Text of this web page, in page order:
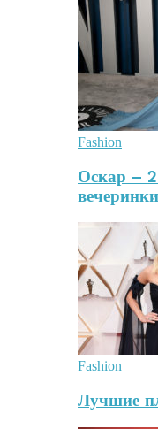
Fashion
Оскар –
Fashion
Лучшие